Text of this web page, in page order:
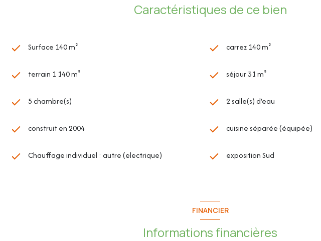
- Dégagement : 4,29m²
- Chambre 4 : 11m²
- Chambre 5 : 16,30m²
Caractéristiques de ce bien
Surface 140 m² carrez 140 m²
terrain 1 140 m² séjour 31 m²
5 chambre(s) 2 salle(s) d'eau
construit en 2004 cuisine séparée (équipée)
Chauffage individuel : autre (electrique) exposition Sud
FINANCIER
Informations financières